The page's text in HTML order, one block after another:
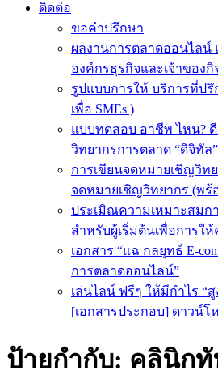
ติดต่อ
ขอคำปรึกษา
ผลงานการตลาดออนไลน์
องค์กรธุรกิจและเจ้าของกิ
รูปแบบการให้ บริการที่ป
เพื่อ SMEs )
แบบทดสอบ อาชีพ ไหน?
วิทยากรการตลาด “ดิจิทัล
การเขียนจดหมายเชิญวิท
จดหมายเชิญวิทยากร (พร้
ประเมิณความเหมาะสมก
สำหรับผู้เริ่มต้นเพื่อการใ
เอกสาร “แฉ กลยุทธ์ E-
การตลาดออนไลน์”
เล่นไลน์ ฟรีๆ ให้มีกำไร “
[เอกสารประกอบ] ดาวน์โ
ป้ายกำกับ: คลินิกทั